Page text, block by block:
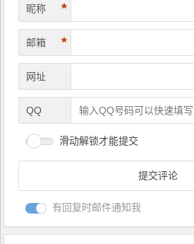
昵称 *
邮箱 *
网址
QQ
滑动解锁才能提交
有回复时邮件通知我